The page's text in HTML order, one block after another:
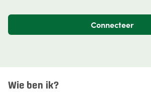
Connecteer
Wie ben ik?